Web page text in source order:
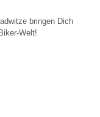
bringen Dich
Welt!